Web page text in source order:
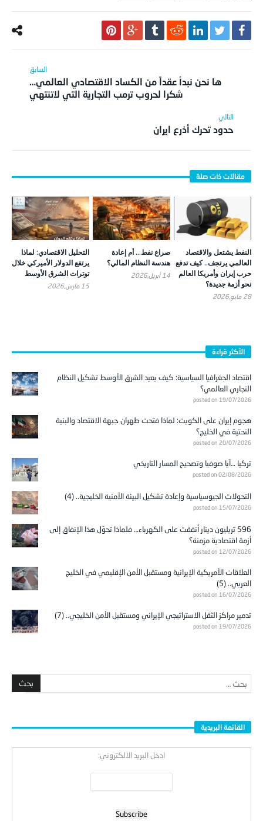
ها نحن نبدأ عقداً من الكساد الاقتصادي العالمي…
شكرا لحروب ترمب التجارية التي لاتنتهي
حدود تحرك أذرع ايران
النفط يشتعل والاقتصاد
العالمي يرتجف.. كيف تدفع
حرب إيران وأمريكا العالم
نحو أزمة جديدة؟
28 مايو,2026
صراع نفط… أم إعادة
هندسة النظام المالي؟
14 أبريل,2026
التحليل الاقتصادي: لماذا
يرتفع الدولار الأميركي خلال
توترات الشرق الأوسط
15 مارس,2026
الأكثر قراءة
اقتصاد الجغرافيا السياسية: كيف يعيد الشرق الأوسط تشكيل النظام
التجاري العالمي؟
posted on 19/07/2026
هجوم إيران على الكويت: لماذا فتحت طهران جبهة الاقتصاد والبنية
التحتية في الخليج؟
posted on 20/07/2026
تركيا …آيا صوفيا وتصحيح المسار التاريخي
posted on 02/08/2026
التحولات الجيوسياسية وإعادة تشكيل البيئة الأمنية الخليجية.. (4)
posted on 15/07/2026
596 تريليون دينار أُنفقت على الكهرباء… فلماذا تحوّل هذا الإنفاق إلى
أزمة اقتصادية مزمنة؟
posted on 12/07/2026
العلاقات الأمريكية الإيرانية ومستقبل الأمن الإقليمي في الخليج
العربي.. (5)
posted on 16/07/2026
تدمير مراكز الثقل الاستراتيجي الإيراني ومستقبل الأمن الخليجي.. (7)
posted on 19/07/2026
القائمة البريدية
ادخل البريد الالكتروني: